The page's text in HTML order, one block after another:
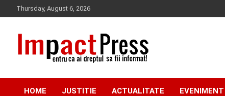
to
Thursday, August 6, 2026
IMPACTPRESS
HOME JUSTITIE ACTUALITATE EVENIMENT